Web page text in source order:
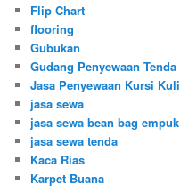
Flip Chart
flooring
Gubukan
Gudang Penyewaan
Jasa Penyewaan Kursi
jasa sewa
jasa sewa bean bag
jasa sewa tenda
Kaca Rias
Karpet Buana